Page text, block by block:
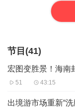
节目(41)
宏图变胜景！海南
51 43:15
出境游市场重新“